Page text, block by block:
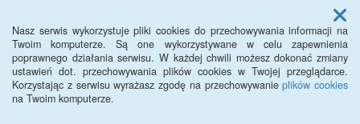
Nasz serwis wykorzystuje pliki cookies do przechowywania informacji na
Twoim komputerze. Są one wykorzystywane w celu zapewnienia
poprawnego działania serwisu. W każdej chwili możesz dokonać zmiany
ustawień dot. przechowywania plików cookies w Twojej przeglądarce.
Korzystając z serwisu wyrażasz zgodę na przechowywanieplików cookies
na Twoim komputerze.
Menu
BIP - Urząd Miejski
Wyśmierzyce